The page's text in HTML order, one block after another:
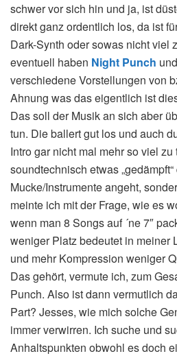
schwer vor sich hin und ja, ist
direkt ganz ordentlich los, da ist
Dark-Synth oder sowas nicht viel
eventuell haben Night Punch
verschiedene Vorstellungen von
Ahnung was das eigentlich ist
Das soll der Musik an sich aber
tun. Die ballert gut los und auch
Intro gar nicht mal mehr so viel
soundtechnisch etwas
Mucke/Instrumente angeht,
meinte ich mit der Frage, wie es
wenn man 8 Songs auf ´ne 7″
weniger Platz bedeutet in meiner
und mehr Kompression weniger
Das gehört, vermute ich, zum
Punch. Also ist dann vermutlich
Part? Jesses, wie mich solche
immer verwirren. Ich suche und
Anhaltspunkten obwohl es doch